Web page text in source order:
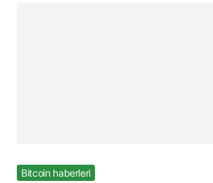
Bitcoin haberleri